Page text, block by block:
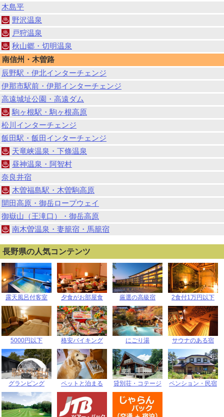
木島平
野沢温泉
戸狩温泉
秋山郷・切明温泉
南信州・木曽路
辰野駅・伊北インターチェンジ
伊那市駅前・伊那インターチェンジ
高遠城址公園・高遠ダム
駒ヶ根駅・駒ヶ根高原
松川インターチェンジ
飯田駅・飯田インターチェンジ
天竜峡温泉・下條温泉
昼神温泉・阿智村
奈良井宿
木曽福島駅・木曽駒高原
開田高原・御岳ロープウェイ
御嶽山（王滝口）・御岳高原
南木曽温泉・妻籠宿・馬籠宿
長野県の人気コンテンツ
露天風呂付客室 夕食がお部屋食 厳選の高級宿 2食付1万円以下
5000円以下 格安バイキング にごり湯 サウナのある宿
グランピング ペットと泊まる 貸別荘・コテージ ペンション・民宿